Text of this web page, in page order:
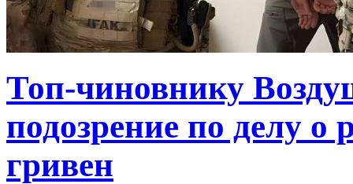
Топ-чиновнику
подозрение по делу о
гривен